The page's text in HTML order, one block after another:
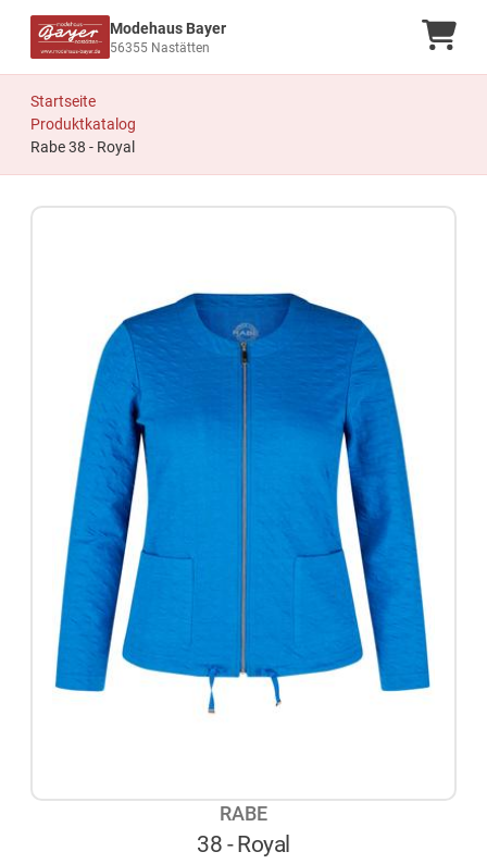
Modehaus Bayer
56355 Nastätten
Startseite
Produktkatalog
Rabe 38 - Royal
RABE
38 - Royal